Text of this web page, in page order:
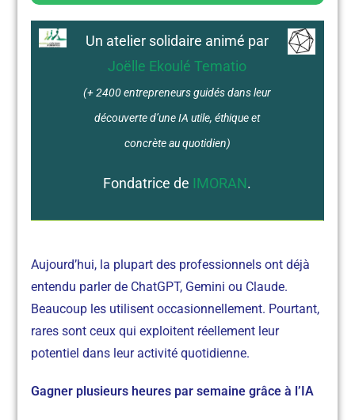
Un atelier solidaire animé par
Joëlle Ekoulé Tematio
(+ 2400 entrepreneurs guidés dans leur
découverte d’une IA utile, éthique et
concrète au quotidien)
Fondatrice de IMORAN.
Aujourd’hui, la plupart des professionnels ont déjà
entendu parler de ChatGPT, Gemini ou Claude.
Beaucoup les utilisent occasionnellement. Pourtant,
rares sont ceux qui exploitent réellement leur
potentiel dans leur activité quotidienne.
Gagner plusieurs heures par semaine grâce à l’IA